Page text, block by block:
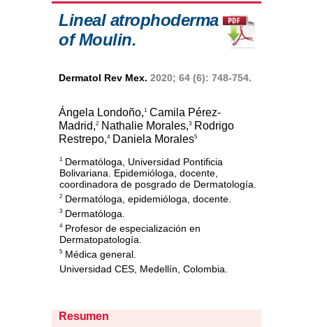
Lineal atrophoderma
of Moulin.
Dermatol Rev Mex. 2020; 64 (6): 748-754.
Ángela Londoño,1
Camila Pérez-
Madrid,2 Nathalie Morales,3
Rodrigo
Restrepo,4Daniela Morales5
1 Dermatóloga, Universidad Pontificia
Bolivariana. Epidemióloga, docente,
coordinadora de posgrado de Dermatología.
2 Dermatóloga, epidemióloga, docente.
3 Dermatóloga.
4Profesor de especialización en
Dermatopatología.
5 Médica general.
Universidad CES, Medellín, Colombia.
Resumen